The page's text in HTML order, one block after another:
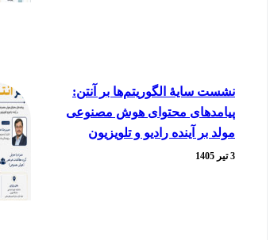
نشست سایۀ الگوریتم‌ها بر آنتن:
پیامدهای محتوای هوش مصنوعی
مولد بر آینده رادیو و تلویزیون
3 تیر 1405